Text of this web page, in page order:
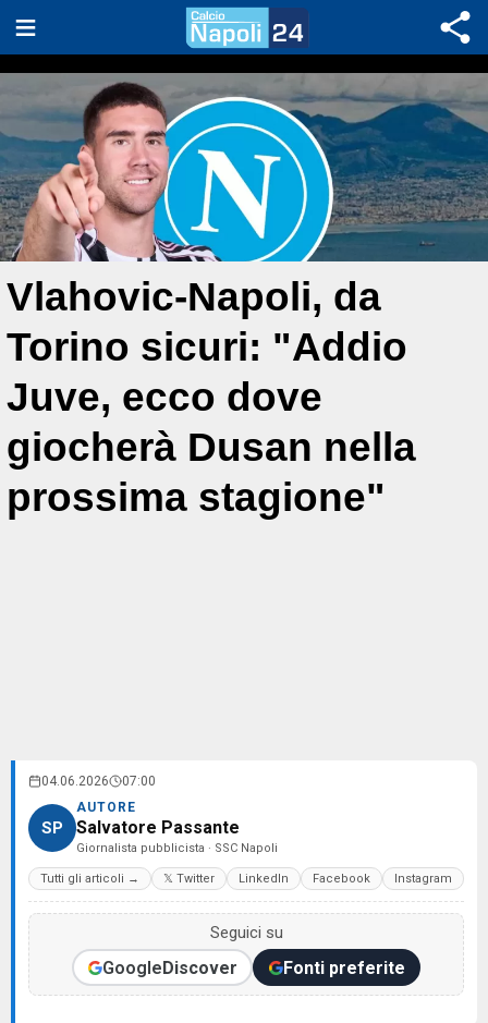
Vlahovic-Napoli, da
Torino sicuri: "Addio
Juve, ecco dove
giocherà Dusan nella
prossima stagione"
04.06.2026 07:00
SP
AUTORE
Salvatore Passante
Giornalista pubblicista · SSC Napoli
Tutti gli articoli → 𝕏 Twitter LinkedIn Facebook Instagram
Seguici su
GoogleDiscover Fonti preferite